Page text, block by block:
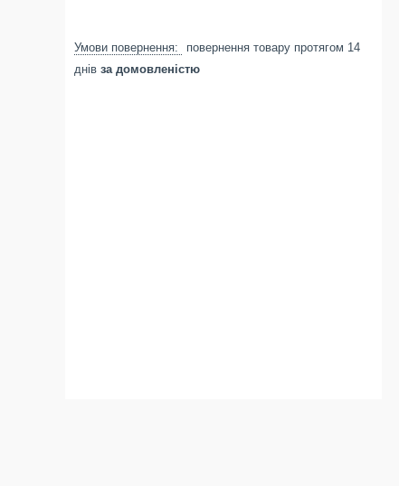
повернення товару протягом 14
днів за домовленістю